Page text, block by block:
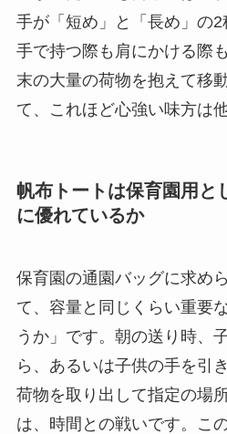
手が「短め」と「長め」の2
手で持つ際も肩にかける際
末の大量の荷物を抱えて移
て、これほど心強い味方は
帆布トートは保育園用と
に優れているか
保育園の通園バッグに求め
て、容量と同じくらい重要
うか」です。朝の送り時、
ら、あるいは子供の手を引
荷物を取り出して指定の場
は、時間との戦いです。こ